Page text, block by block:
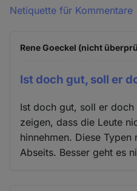
Netiquette für Kommentare
Rene Goeckel (nicht
Ist doch gut, soll er
Ist doch gut, soll er doch
zeigen, dass die Leute
hinnehmen. Diese
Abseits. Besser geht es